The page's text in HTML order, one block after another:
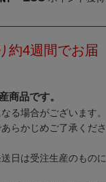
約4週間でお届
商品です。
る場合がございます。
らかじめご了承くださ
日は受注生産のものに